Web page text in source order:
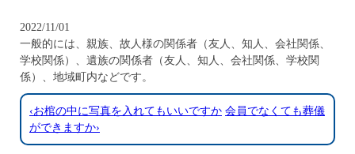
2022/11/01
一般的には、親族、故人様の関係者（友人、知人、会社関係、
学校関係）、遺族の関係者（友人、知人、会社関係、学校関
係）、地域町内などです。
‹お棺の中に写真を入れてもいいですか 会員でなくても葬儀
ができますか›